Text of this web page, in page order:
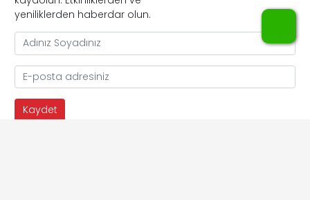
yeniliklerden haberdar olun.